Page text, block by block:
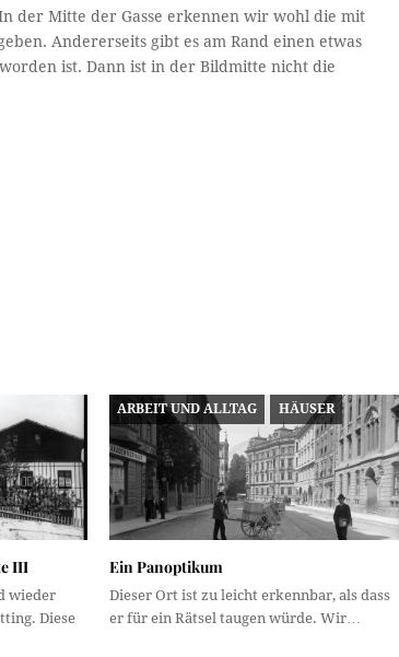
der Mitte der Gasse erkennen wir wohl die mit
Andererseits gibt es am Rand einen etwas
ist. Dann ist in der Bildmitte nicht die
III
wieder
Diese
ARBEIT UND ALLTAG HÄUSER
Ein Panoptikum
Dieser Ort ist zu leicht erkennbar, als dass
er für ein Rätsel taugen würde. Wir…